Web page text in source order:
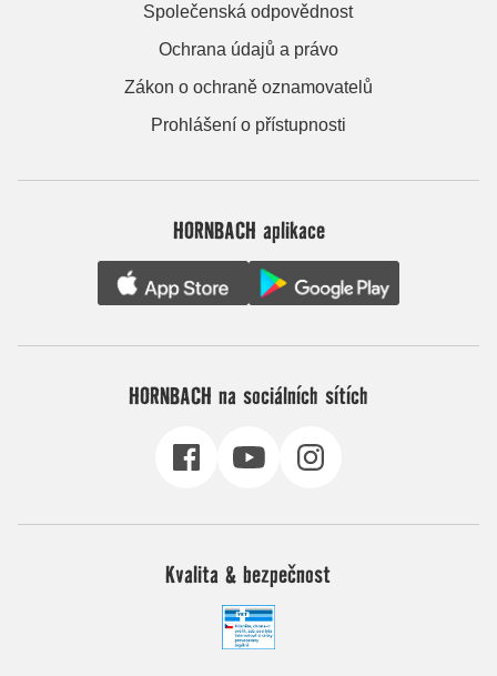
Společenská odpovědnost
Ochrana údajů a právo
Zákon o ochraně oznamovatelů
Prohlášení o přístupnosti
HORNBACH aplikace
HORNBACH na sociálních sítích
Kvalita & bezpečnost